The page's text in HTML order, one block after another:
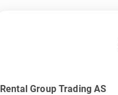
Rental Group Trading AS